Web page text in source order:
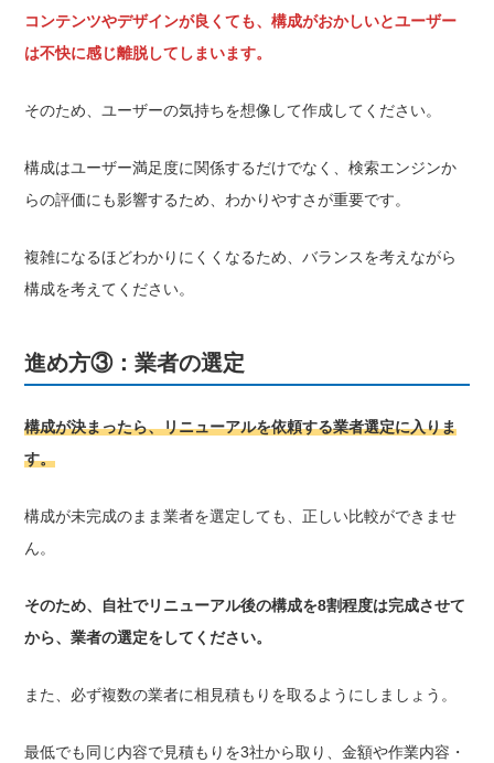
コンテンツやデザインが良くても、構成がおかしいとユーザー
は不快に感じ離脱してしまいます。
そのため、ユーザーの気持ちを想像して作成してください。
構成はユーザー満足度に関係するだけでなく、検索エンジンか
らの評価にも影響するため、わかりやすさが重要です。
複雑になるほどわかりにくくなるため、バランスを考えながら
構成を考えてください。
進め方③：業者の選定
構成が決まったら、リニューアルを依頼する業者選定に入りま
す。
構成が未完成のまま業者を選定しても、正しい比較ができませ
ん。
そのため、自社でリニューアル後の構成を8割程度は完成させて
から、業者の選定をしてください。
また、必ず複数の業者に相見積もりを取るようにしましょう。
最低でも同じ内容で見積もりを3社から取り、金額や作業内容・